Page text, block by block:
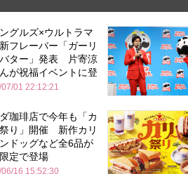
グルズ×ウルトラマ
フレーバー「ガーリ
ター」発表 片寄涼
が祝福イベントに登
01 22:12:21
珈琲店で今年も「カ
り」開催 新作カリ
ドッグなど全6品が
定で登場
16 15:52:30